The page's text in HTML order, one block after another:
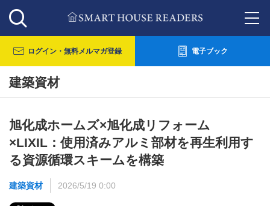
ログイン・ 無料メルマガ登録 電子ブック
建築資材
旭化成ホームズ×旭化成リフォーム
×LIXIL：使用済みアルミ部材を再生利用す
る資源循環スキームを構築
建築資材 2026/5/19 0:00